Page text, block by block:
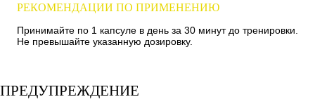
РЕКОМЕНДАЦИИ ПО ПРИМЕНЕНИЮ
Принимайте по 1 капсуле в день за 30 минут до тренировки.
Не превышайте указанную дозировку.
ПРЕДУПРЕЖДЕНИЕ